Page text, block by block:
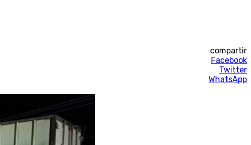
compartir
Facebook
Twitter
WhatsApp